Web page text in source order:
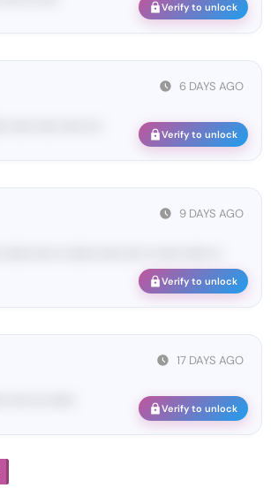
Verify to unlock
6 DAYS AGO
Verify to unlock
9 DAYS AGO
Verify to unlock
17 DAYS AGO
Verify to unlock